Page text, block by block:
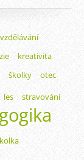
vzdělávání
kreativita
školky otec
les
stravování